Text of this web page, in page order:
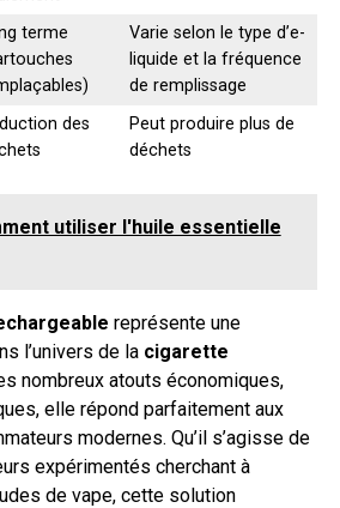
terme
Varie selon le type d’e-
liquide et la fréquence
de remplissage
des
Peut produire plus de
déchets
utiliser l'huile essentielle
représente une
l’univers de la cigarette
nombreux atouts économiques,
elle répond parfaitement aux
modernes. Qu’il s’agisse de
expérimentés cherchant à
de vape, cette solution